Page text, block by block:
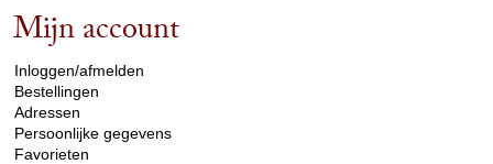
Mijn account
Inloggen/afmelden
Bestellingen
Adressen
Persoonlijke gegevens
Favorieten